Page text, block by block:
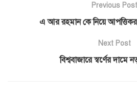
Previous Post
এ আর রহমান কে নিয়ে আপত্তিকর
Next Post
বিশ্ববাজারে স্বর্ণের দামে